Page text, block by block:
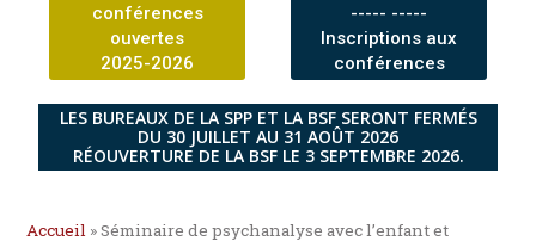
conférences
ouvertes
2025-2026
----- -----
Inscriptions aux
conférences
LES BUREAUX DE LA SPP ET LA BSF SERONT FERMÉS
DU 30 JUILLET AU 31 AOÛT 2026
RÉOUVERTURE DE LA BSF LE 3 SEPTEMBRE 2026.
Accueil »Séminaire de psychanalyse avec l’enfant et